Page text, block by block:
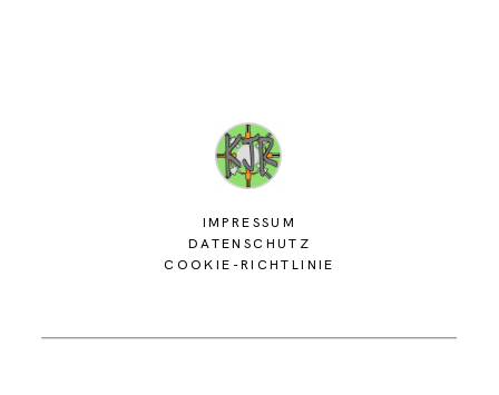
IMPRESSUM
DATENSCHUTZ
COOKIE-RICHTLINIE